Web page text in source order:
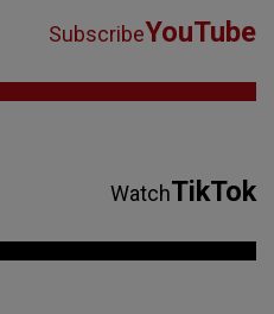
SubscribeYouTube
WatchTikTok